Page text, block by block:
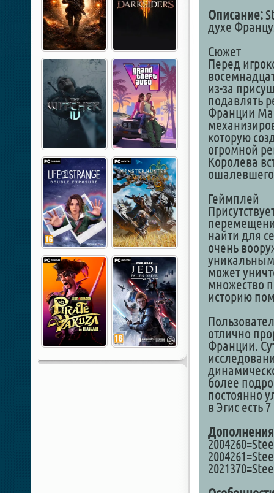
Описание:
духе
Сюжет
Перед
из-за
подавлять
Франции
которую
огромной
Королева
Геймплей
найти для
очень
может
множество
историю
отлично
Франции.
более
постоянно
в Эгис есть
Дополнения